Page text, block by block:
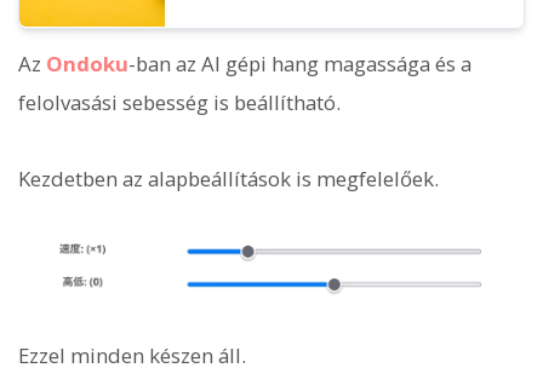
Az Ondoku-ban az AI gépi hang magassága és a
felolvasási sebesség is beállítható.
Kezdetben az alapbeállítások is megfelelőek.
Ezzel minden készen áll.